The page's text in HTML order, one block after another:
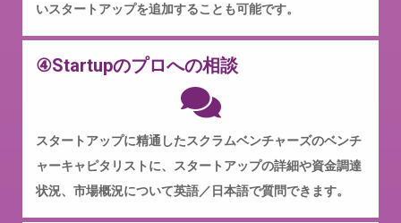
いスタートアップを追加することも可能です。
④Startupのプロへの相談
スタートアップに精通したスクラムベンチャーズのベンチ
ャーキャピタリストに、スタートアップの詳細や資金調達
状況、市場概況について英語／日本語で質問できます。